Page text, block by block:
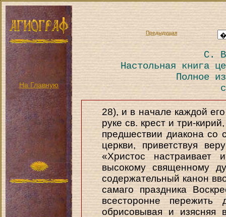
На Главную
Предыдущая
С.
Настольная книга
Полное
28), и в начале каждой
руке св. крест и три-
предшествии диакона со
церкви, приветствуя
«Христос настраивает
высокому священному
содержательный канон
самаго праздника
всесторонне
обрисовывая и изясняя